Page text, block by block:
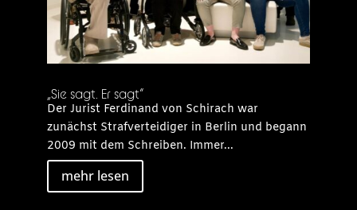
„Sie sagt. Er sagt“
Der Jurist Ferdinand von Schirach war
zunächst Strafverteidiger in Berlin und begann
2009 mit dem Schreiben. Immer...
mehr lesen